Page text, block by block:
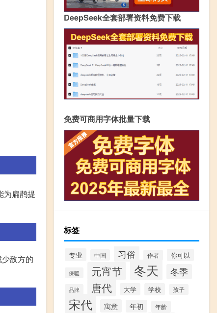
为扁鹊提
敌方的
DeepSeek全套部署资料免费下载
免费可商用字体批量下载
标签
专业 中国 习俗 作者 你可以
保暖 元宵节 冬天 冬季
品牌 唐代 大学 学校 孩子
宋代 寓意 年初 年龄